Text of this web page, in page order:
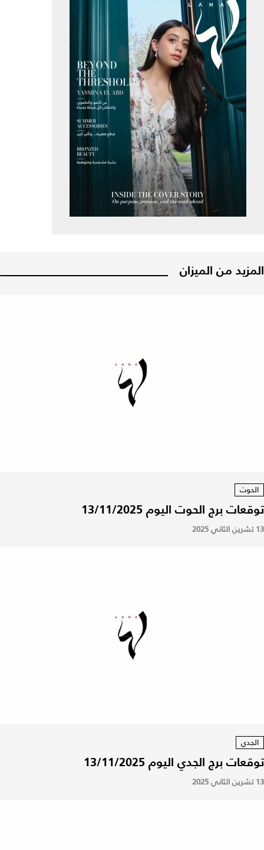
المزيد من الميزان
الحوت
توقعات برج الحوت اليوم 13/11/2025
13 تشرين الثاني 2025
الجدي
توقعات برج الجدي اليوم 13/11/2025
13 تشرين الثاني 2025